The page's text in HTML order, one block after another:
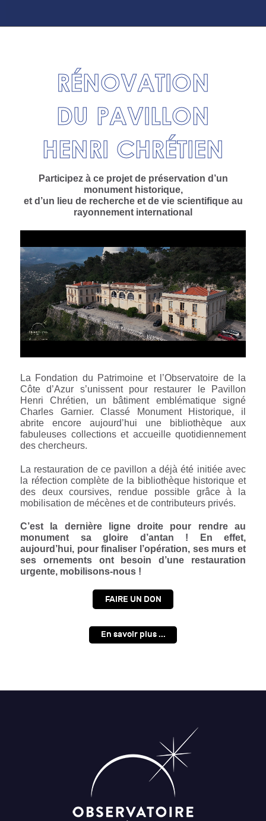
RÉNOVATION
DU PAVILLON
HENRI CHRÉTIEN
Participez à ce projet de préservation d’un
monument historique,
et d’un lieu de recherche et de vie scientifique au
rayonnement international
La Fondation du Patrimoine et l’Observatoire de la
Côte d’Azur s’unissent pour restaurer le Pavillon
Henri Chrétien, un bâtiment emblématique signé
Charles Garnier. Classé Monument Historique, il
abrite encore aujourd’hui une bibliothèque aux
fabuleuses collections et accueille quotidiennement
des chercheurs.
La restauration de ce pavillon a déjà été initiée avec
la réfection complète de la bibliothèque historique et
des deux coursives, rendue possible grâce à la
mobilisation de mécènes et de contributeurs privés.
C’est la dernière ligne droite pour rendre au
monument sa gloire d’antan ! En effet,
aujourd’hui, pour finaliser l’opération, ses murs et
ses ornements ont besoin d’une restauration
urgente, mobilisons-nous !
FAIRE UN DON
En savoir plus ...